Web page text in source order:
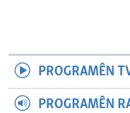
PROGRAMÊN
PROGRAMÊN